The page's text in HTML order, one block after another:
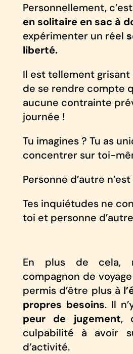
Personnellement,
en solitaire en sac à
expérimenter un réel
liberté.
Il est tellement
de se rendre compte
aucune contrainte
journée !
Tu imagines ? Tu as
concentrer sur toi-
Personne d’autre
Tes inquiétudes ne
toi et personne
En plus de cela,
compagnon de
permis d’être plus à
propres besoins. Il
peur de jugement,
culpabilité à avoir
d’activité.